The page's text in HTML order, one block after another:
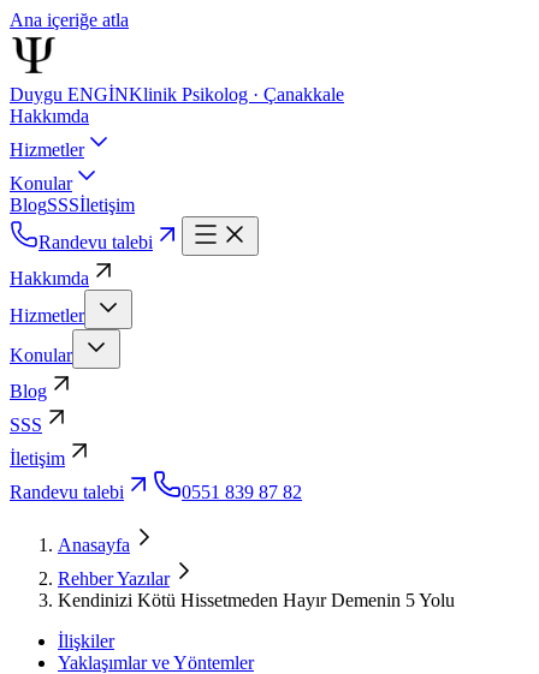
Ana içeriğe atla
Duygu ENGİNKlinik Psikolog · Çanakkale
Hakkımda
Hizmetler
Konular
BlogSSSİletişim
Randevu talebi
Hakkımda
Hizmetler
Konular
Blog
SSS
İletişim
Randevu talebi
0551 839 87 82
Anasayfa
Rehber Yazılar
Kendinizi Kötü Hissetmeden Hayır Demenin 5 Yolu
İlişkiler
Yaklaşımlar ve Yöntemler